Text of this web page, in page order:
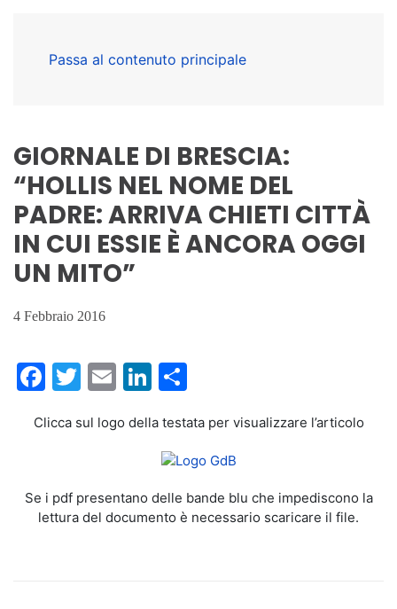
Passa al contenuto principale
GIORNALE DI BRESCIA:
“HOLLIS NEL NOME DEL
PADRE: ARRIVA CHIETI CITTÀ
IN CUI ESSIE È ANCORA OGGI
UN MITO”
4 Febbraio 2016
Facebook
Twitter
EmailLinkedIn
Clicca sul logo della testata per visualizzare l’articolo
Se i pdf presentano delle bande blu che impediscono la
lettura del documento è necessario scaricare il file.